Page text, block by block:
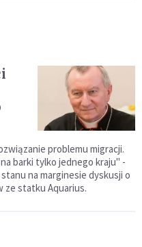
problemu migracji.
barki tylko jednego kraju" -
na marginesie dyskusji o
ze statku Aquarius.